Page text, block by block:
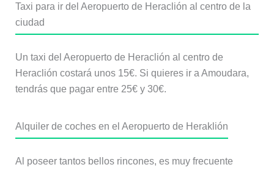
Taxi para ir del Aeropuerto de Heraclión al centro de la
ciudad
Un taxi del Aeropuerto de Heraclión al centro de
Heraclión costará unos 15€. Si quieres ir a Amoudara,
tendrás que pagar entre 25€ y 30€.
Alquiler de coches en el Aeropuerto de Heraklión
Al poseer tantos bellos rincones, es muy frecuente